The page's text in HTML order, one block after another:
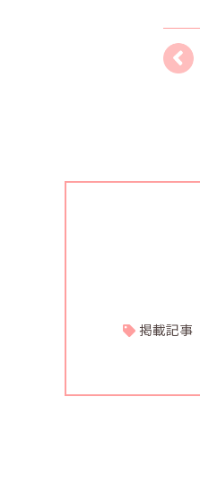
掲載記事